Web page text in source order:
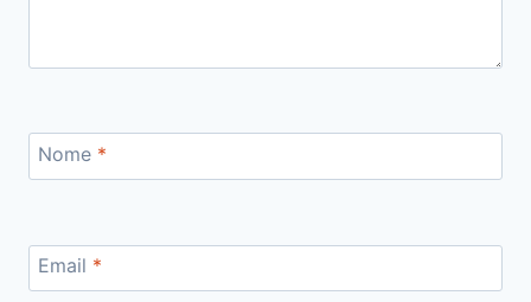
Nome *
Email *